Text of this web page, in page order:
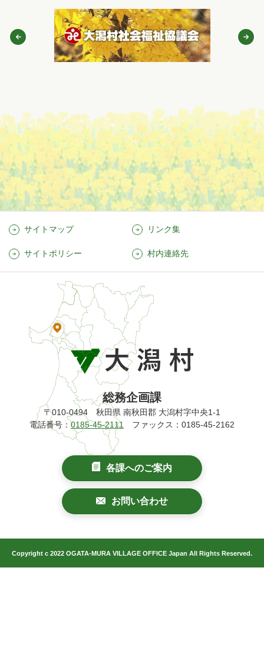
サイトマップ リンク集
サイトポリシー 村内連絡先
総務企画課
〒010-0494 秋田県 南秋田郡 大潟村字中央1-1
電話番号：0185-45-2111 ファックス：0185-45-2162
各課へのご案内
お問い合わせ
Copyright c 2022 OGATA-MURA VILLAGE OFFICE Japan All Rights Reserved.